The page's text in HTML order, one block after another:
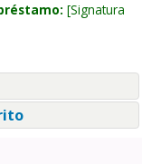
Signatura